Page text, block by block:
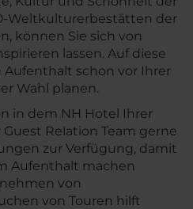
Weltkulturerbestätten der
können Sie sich von
lassen. Auf diese
Aufenthalt schon vor Ihrer
Wahl planen.
in dem NH Hotel Ihrer
Relation Team gerne
zur Verfügung, damit
Aufenthalt machen
von
von Touren hilft